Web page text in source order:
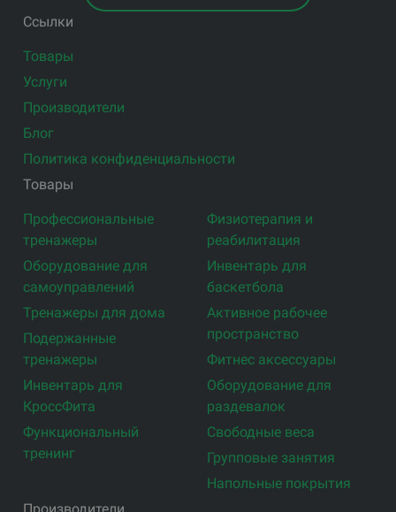
Ссылки
Товары
Услуги
Производители
Блог
Политика конфиденциальности
Товары
Профессиональные
тренажеры
Оборудование для
самоуправлений
Тренажеры для дома
Подержанные
тренажеры
Инвентарь для
КроссФита
Функциональный
тренинг
Физиотерапия и
реабилитация
Инвентарь для
баскетбола
Активное рабочее
пространство
Фитнес аксессуары
Оборудование для
раздевалок
Свободные веса
Групповые занятия
Напольные покрытия